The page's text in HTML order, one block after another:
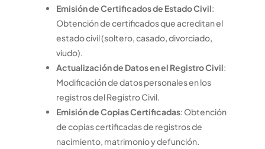
Emisión de Certificados de Estado Civil:
Obtención de certificados que acreditan el
estado civil (soltero, casado, divorciado,
viudo).
Actualización de Datos en el Registro Civil:
Modificación de datos personales en los
registros del Registro Civil.
Emisión de Copias Certificadas: Obtención
de copias certificadas de registros de
nacimiento, matrimonio y defunción.